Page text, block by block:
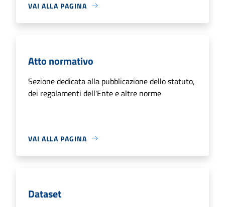
VAI ALLA PAGINA
Atto normativo
Sezione dedicata alla pubblicazione dello statuto,
dei regolamenti dell'Ente e altre norme
VAI ALLA PAGINA
Dataset